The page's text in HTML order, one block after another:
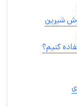
شیرین
کنیم؟